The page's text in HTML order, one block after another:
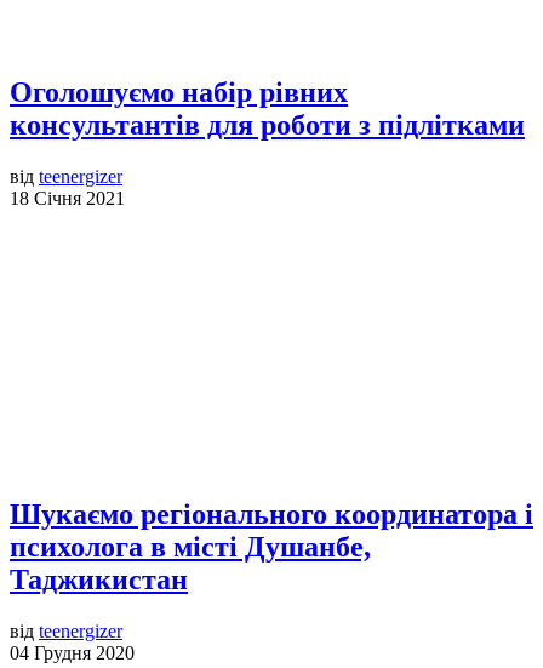
Оголошуємо набір рівних
консультантів для роботи з підлітками
від teenergizer
18 Січня 2021
Шукаємо регіонального координатора і
психолога в місті Душанбе,
Таджикистан
від teenergizer
04 Грудня 2020